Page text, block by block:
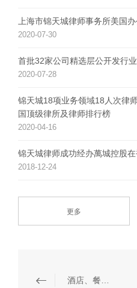
上海市锦天城律师事务所美国
2020-07-30
首批32家公司精选层公开发行
2020-07-28
锦天城18项业务领域18人次律
国顶级律所及律师排行榜
2020-04-16
锦天城律师成功经办萬城控股
2018-12-24
更多